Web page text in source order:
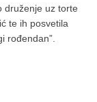
druženje uz torte
te ih posvetila
rođendan”.